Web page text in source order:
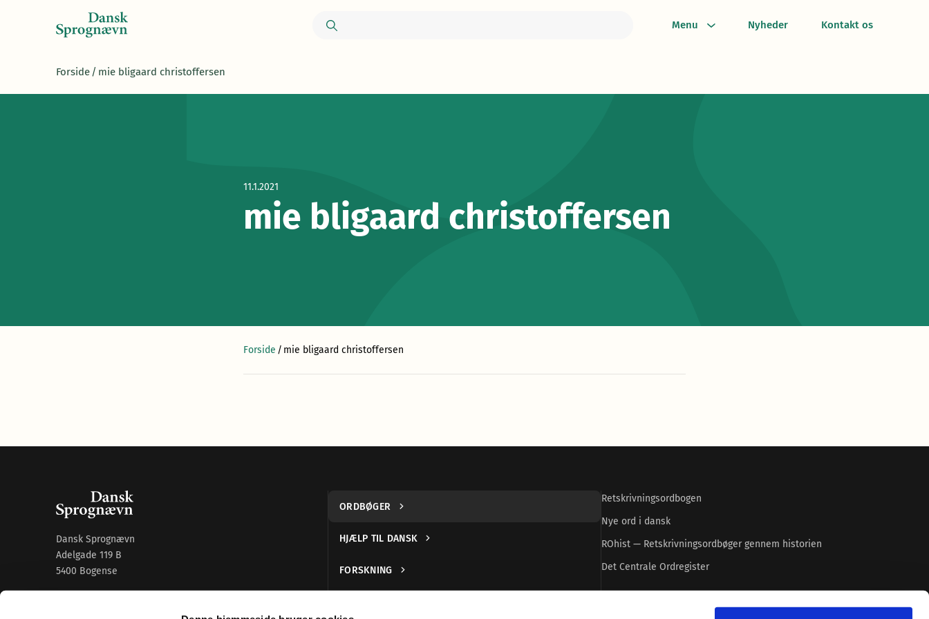
Menu Nyheder Kontakt os
Forside / mie bligaard christoffersen
11.1.2021
mie bligaard christoffersen
Forside / mie bligaard christoffersen
Dansk Sprognævn
Adelgade 119 B
5400 Bogense
ORDBØGER
HJÆLP TIL DANSK
FORSKNING
Retskrivningsordbogen
Nye ord i dansk
ROhist — Retskrivningsordbøger gennem historien
Det Centrale Ordregister